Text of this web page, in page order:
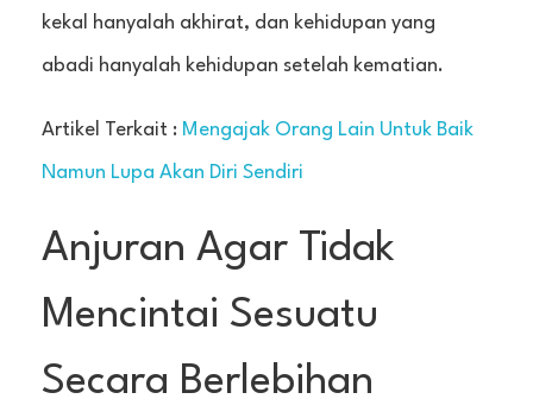
kekal hanyalah akhirat, dan kehidupan yang
abadi hanyalah kehidupan setelah kematian.
Artikel Terkait : Mengajak Orang Lain Untuk Baik
Namun Lupa Akan Diri Sendiri
Anjuran Agar Tidak
Mencintai Sesuatu
Secara Berlebihan